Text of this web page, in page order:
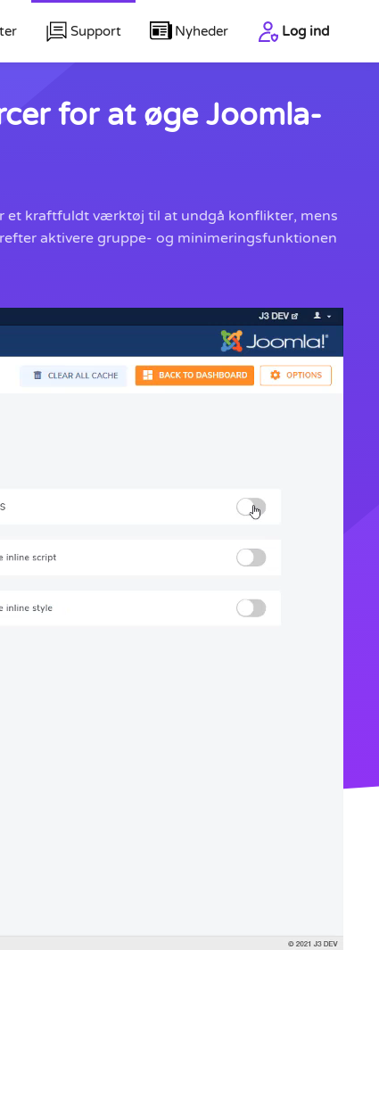
Support Nyheder Log ind
for at øge Joomla-
et kraftfuldt værktøj til at undgå konflikter, mens
aktivere gruppe- og minimeringsfunktionen